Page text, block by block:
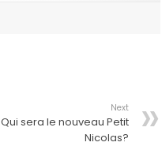
Next
Qui sera le nouveau Petit
Nicolas?